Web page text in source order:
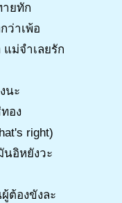
ยทัก
ว่าเพ้อ
ม่จำเลยรัก
นะ
อง
right)
นอิหยังวะ
ต้องขังละ